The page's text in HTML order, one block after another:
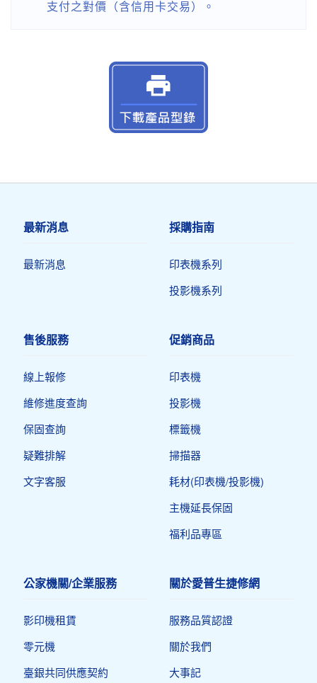
支付之對價（含信用卡交易）。
最新消息
最新消息
採購指南
印表機系列
投影機系列
售後服務
線上報修
維修進度查詢
保固查詢
疑難排解
文字客服
促銷商品
印表機​
投影機
標籤機
掃描器
耗材(印表機/投影機)
主機延長保固
福利品專區
公家機關/企業服務
影印機租賃
零元機
臺銀共同供應契約
關於愛普生捷修網
服務品質認證
關於我們
大事記